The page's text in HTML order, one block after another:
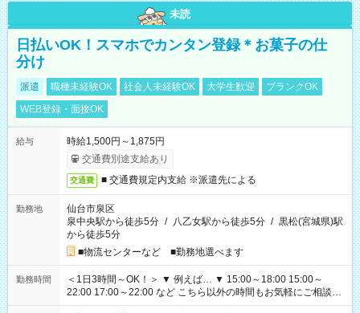
未読
日払いOK！スマホでカンタン登録＊お菓子の仕
分け
派遣 職種未経験OK 社会人未経験OK 大学生歓迎
ブランクOK
WEB登録・面接OK
給与
時給1,500円～1,875円
交通費別途支給あり
交通費 ■ 交通費規定内支給 ※派遣先による
勤務地
仙台市泉区
泉中央駅から徒歩5分 / 八乙女駅から徒歩5分 / 黒松(宮城県)駅
から徒歩5分
■物流センターなど ■勤務地選べます
勤務時間
＜1日3時間～OK！＞ ▼ 例えば… ▼ 15:00～18:00 15:00～
22:00 17:00～22:00 など こちら以外の時間もお気軽にご相談く
ださい！